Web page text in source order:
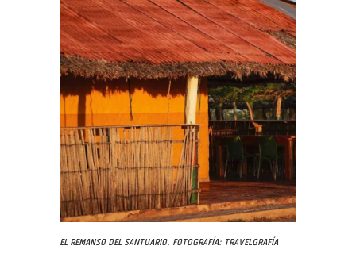
El Remanso del Santuario. Fotografía: Travelgrafía